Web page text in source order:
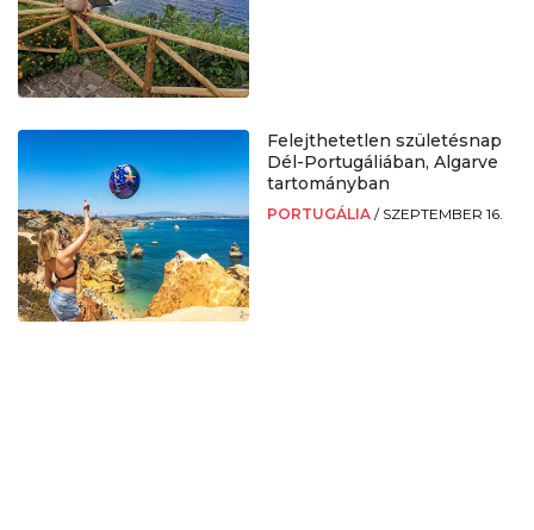
Felejthetetlen születésnap
Dél-Portugáliában, Algarve
tartományban
PORTUGÁLIA / SZEPTEMBER 16.